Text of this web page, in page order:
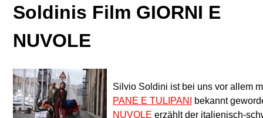
Soldinis Film GIORNI E
NUVOLE
Silvio Soldini ist bei uns vor allem
PANE E TULIPANI
bekannt
NUVOLE erzählt der italienisch-